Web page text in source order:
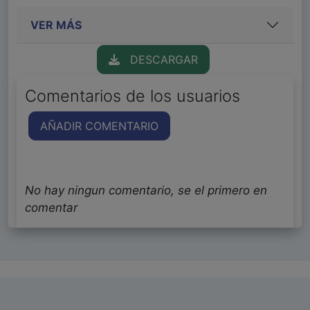
VER MÁS
DESCARGAR
Comentarios de los usuarios
AÑADIR COMENTARIO
No hay ningun comentario, se el primero en
comentar